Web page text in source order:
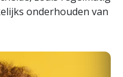
onderhouden van